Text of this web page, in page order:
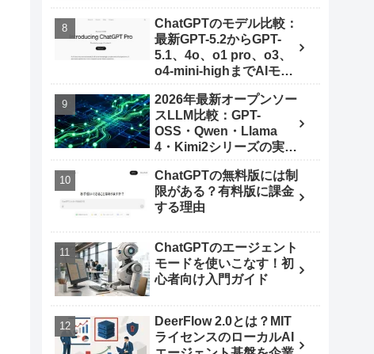
ChatGPTのモデル比較：
最新GPT-5.2からGPT-
5.1、4o、o1 pro、o3、
o4-mini-highまでAIモデ
2026年最新オープンソー
スLLM比較：GPT-
OSS・Qwen・Llama
4・Kimi2シリーズの実力
ChatGPTの無料版には制
限がある？有料版に課金
する理由
ChatGPTのエージェント
モードを使いこなす！初
心者向け入門ガイド
DeerFlow 2.0とは？MIT
ライセンスのローカルAI